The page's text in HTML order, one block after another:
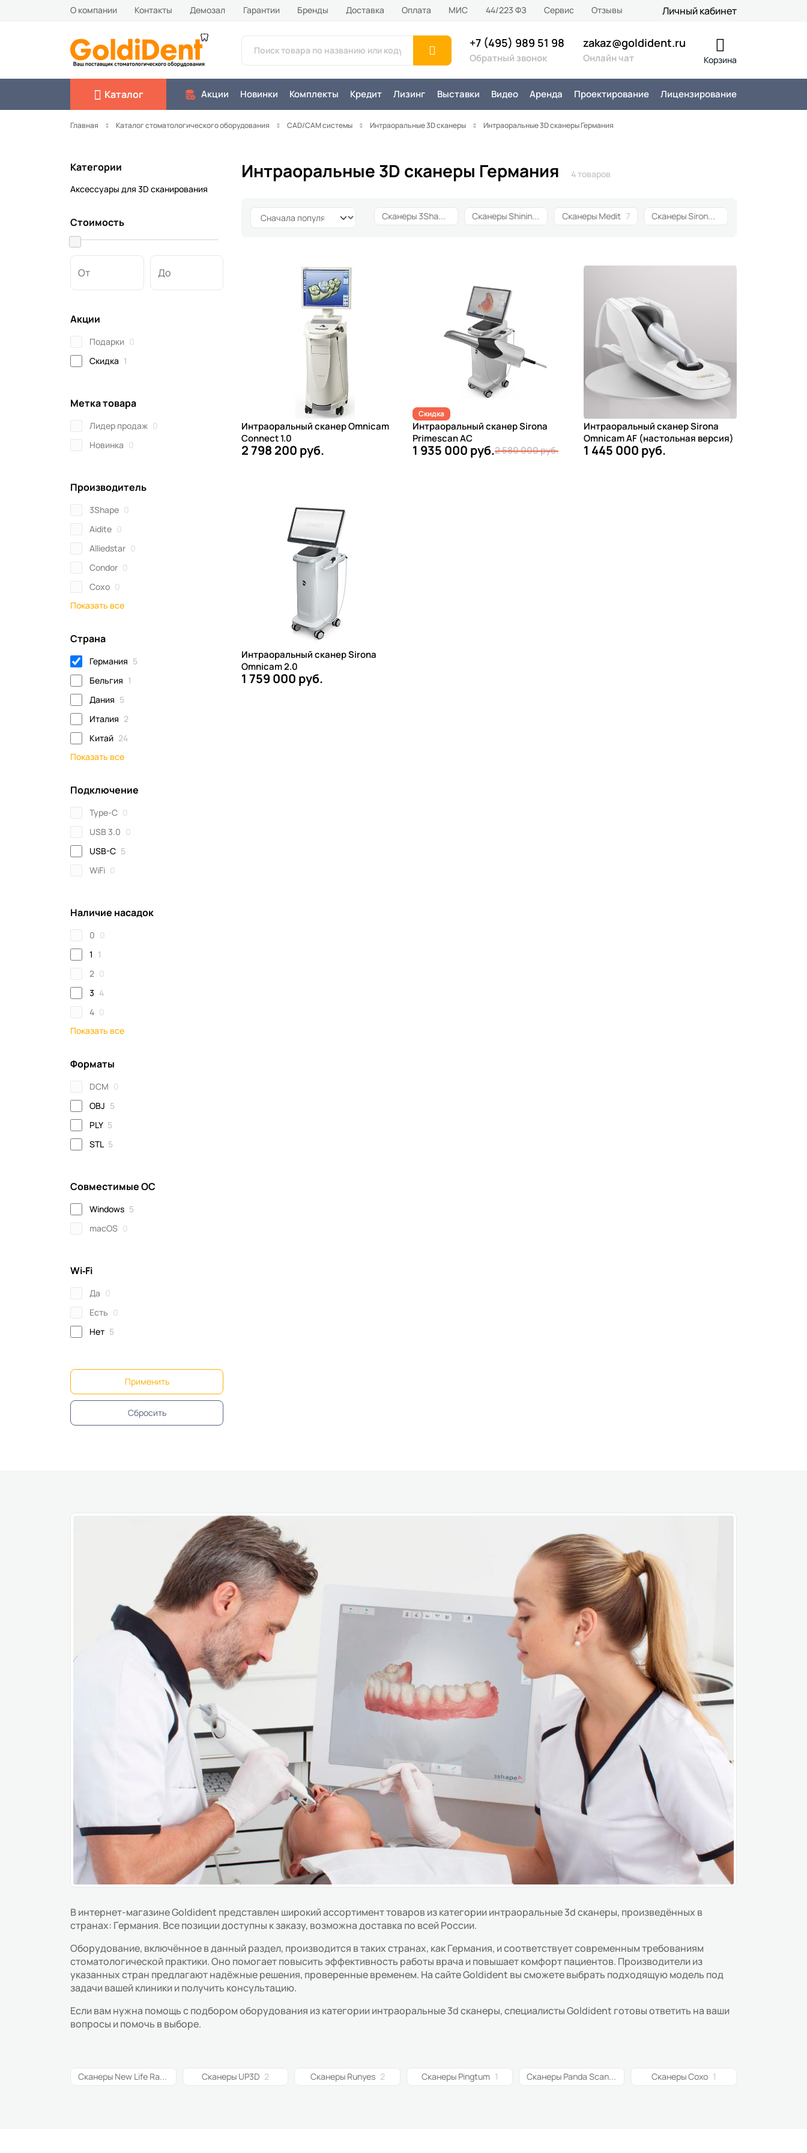
О компании Контакты Демозал Гарантии Бренды Доставка Оплата MИС 44/223 ФЗ Сервис Отзывы Личный кабинет
+7 (495) 989 51 98
Обратный звонок
zakaz@goldident.ru
Онлайн чат Корзина
Каталог Акции Новинки Комплекты Кредит Лизинг Выставки Видео Аренда Проектирование Лицензирование
Главная Каталог стоматологического оборудования CAD/CAM системы Интраоральные 3D сканеры Интраоральные 3D сканеры Германия
Категории
Аксессуары для 3D сканирования
Стоимость
От До
Акции
Подарки 0
Скидка 1
Метка товара
Лидер продаж 0
Новинка 0
Производитель
3Shape 0
Aidite 0
Alliedstar 0
Condor 0
Coxo 0
Показать все
Страна
Германия 5
Бельгия 1
Дания 5
Италия 2
Китай 24
Показать все
Подключение
Type-C 0
USB 3.0 0
USB-C 5
WiFi 0
Наличие насадок
0 0
1 1
2 0
3 4
4 0
Показать все
Форматы
DCM 0
OBJ 5
PLY 5
STL 5
Совместимые ОС
Windows 5
macOS 0
Wi‑Fi
Да 0
Есть 0
Нет 5
Применить
Сбросить
Интраоральные 3D сканеры Германия 4 товаров
Сканеры Китай Сканеры Shining Сканеры Medit 7
Интраоральный сканер Omnicam
Connect 1.0
2 798 200 руб.
Скидка
Интраоральный сканер Sirona
Primescan AC
1 935 000 руб.2 580 000 руб.
Интраоральный сканер Sirona
Omnicam AF (настольная версия)
1 445 000 руб.
Интраоральный сканер Sirona
Omnicam 2.0
1 759 000 руб.
В интернет-магазине Goldident представлен широкий ассортимент товаров из категории интраоральные 3d сканеры, произведённых в
странах: Германия. Все позиции доступны к заказу, возможна доставка по всей России.
Оборудование, включённое в данный раздел, производится в таких странах, как Германия, и соответствует современным требованиям
стоматологической практики. Оно помогает повысить эффективность работы врача и повышает комфорт пациентов. Производители из
указанных стран предлагают надёжные решения, проверенные временем. На сайте Goldident вы сможете выбрать подходящую модель под
задачи вашей клиники и получить консультацию.
Если вам нужна помощь с подбором оборудования из категории интраоральные 3d сканеры, специалисты Goldident готовы ответить на ваши
вопросы и помочь в выборе.
Сканеры New Life Radiology Сканеры UP3D 2 Сканеры Runyes 2 Сканеры Pingtum 1 Сканеры Panda Scanner Сканеры Coxo 1